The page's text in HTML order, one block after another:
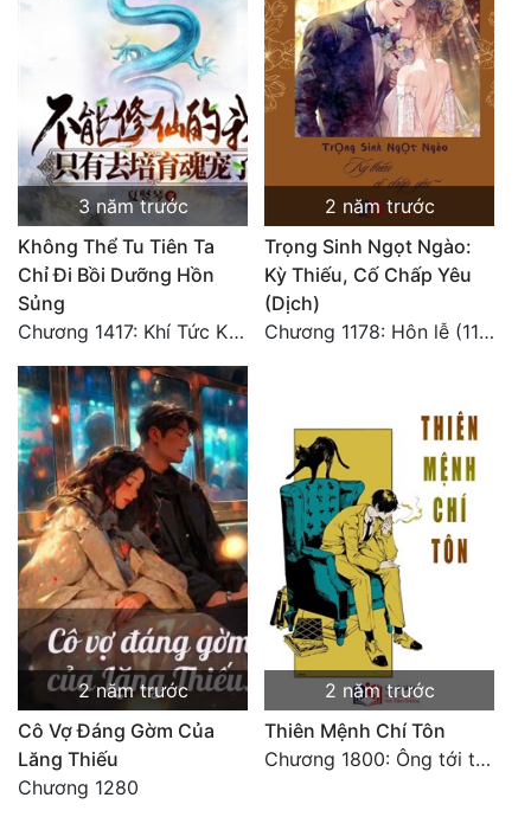
3 năm trước
Không Thể Tu Tiên Ta
Chỉ Đi Bồi Dưỡng Hồn
Sủng
Chương 1417: Khí Tức Kinh Khủng! Thời Không Khác! (Hoàn Thành)
2 năm trước
Trọng Sinh Ngọt Ngào:
Kỳ Thiếu, Cố Chấp Yêu
(Dịch)
Chương 1178: Hôn lễ (11) HOÀN
2 năm trước
Cô Vợ Đáng Gờm Của
Lăng Thiếu
Chương 1280
2 năm trước
Thiên Mệnh Chí Tôn
Chương 1800: Ông tới từ đâu thế